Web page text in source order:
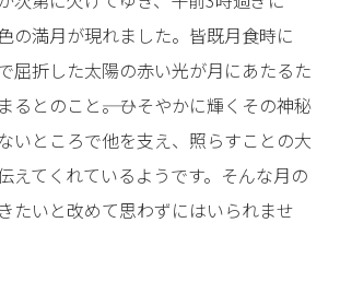
の満月が現れました。皆既月食時に
屈折した太陽の赤い光が月にあたるた
るとのこと――。ひそやかに輝くその神秘
いところで他を支え、照らすことの大
えてくれているようです。そんな月の
たいと改めて思わずにはいられませ